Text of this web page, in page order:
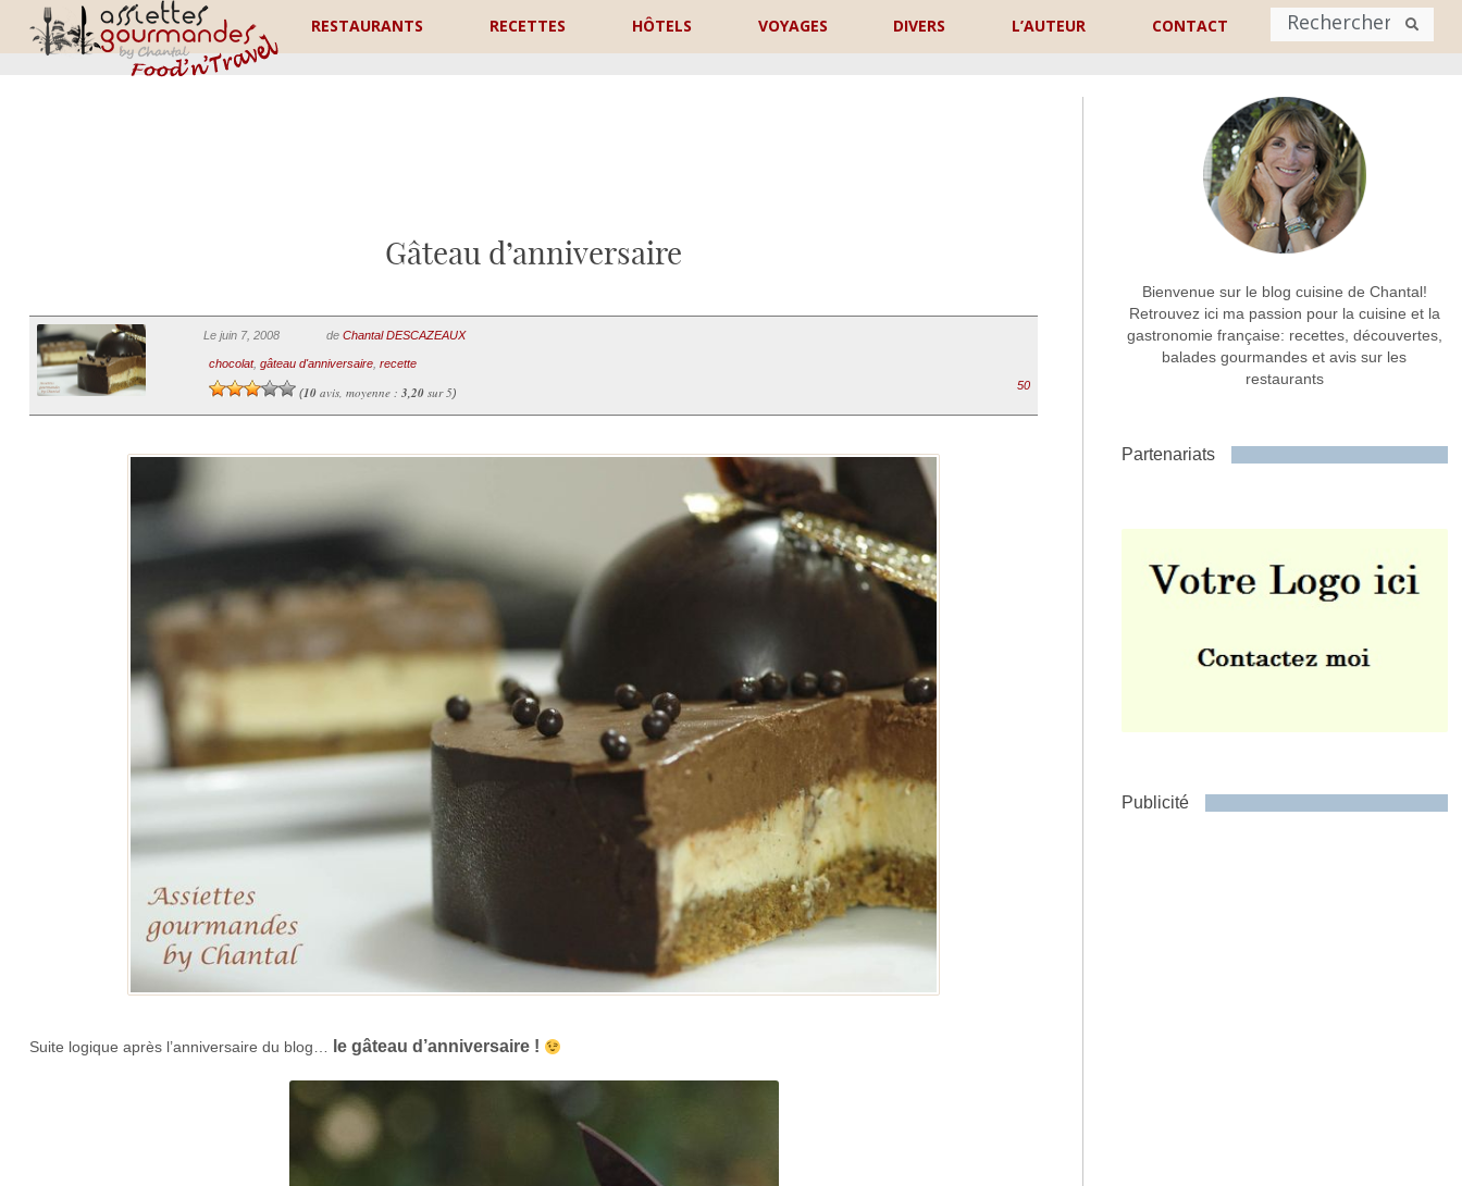
RESTAURANTS RECETTES HÔTELS VOYAGES DIVERS L’AUTEUR CONTACT
Nom
Commentaire ou message *
Gâteau d’anniversaire
Le juin 7, 2008 de Chantal DESCAZEAUX
chocolat, gâteau d'anniversaire, recette
(10avis, moyenne : 3,20sur 5)
50
Suite logique après l’anniversaire du blog… le gâteau d’anniversaire !
Bienvenue sur le blog cuisine de Chantal!
Retrouvez ici ma passion pour la cuisine et la
gastronomie française: recettes, découvertes,
balades gourmandes et avis sur les
restaurants
Partenariats
Publicité